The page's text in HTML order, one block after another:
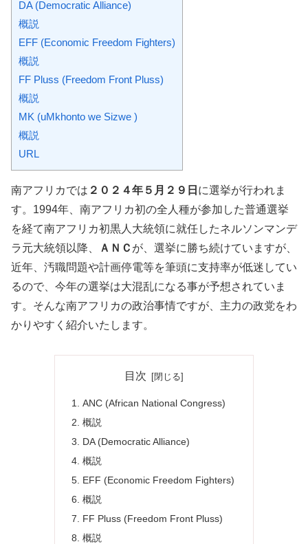
DA (Democratic Alliance)
概説
EFF (Economic Freedom Fighters)
概説
FF Pluss (Freedom Front Pluss)
概説
MK (uMkhonto we Sizwe )
概説
URL
南アフリカでは ２０２４年５月２９日 に選挙が行われま
す。1994年、南アフリカ初の全人種が参加した普通選挙
を経て南アフリカ初黒人大統領に就任したネルソンマンデ
ラ元大統領以降、
ＡＮＣ が、選挙に勝ち続けていますが、
近年、汚職問題や計画停電等を筆頭に支持率が低迷してい
るので、今年の選挙は大混乱になる事が予想されていま
す。そんな南アフリカの政治事情ですが、主力の政党をわ
かりやすく紹介いたします。
目次
ANC (African National Congress)
概説
DA (Democratic Alliance)
概説
EFF (Economic Freedom Fighters)
概説
FF Pluss (Freedom Front Pluss)
概説